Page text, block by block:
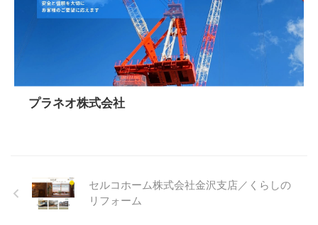
プラネオ株式会社
セルコホーム株式会社金沢支店／くらしの
リフォーム